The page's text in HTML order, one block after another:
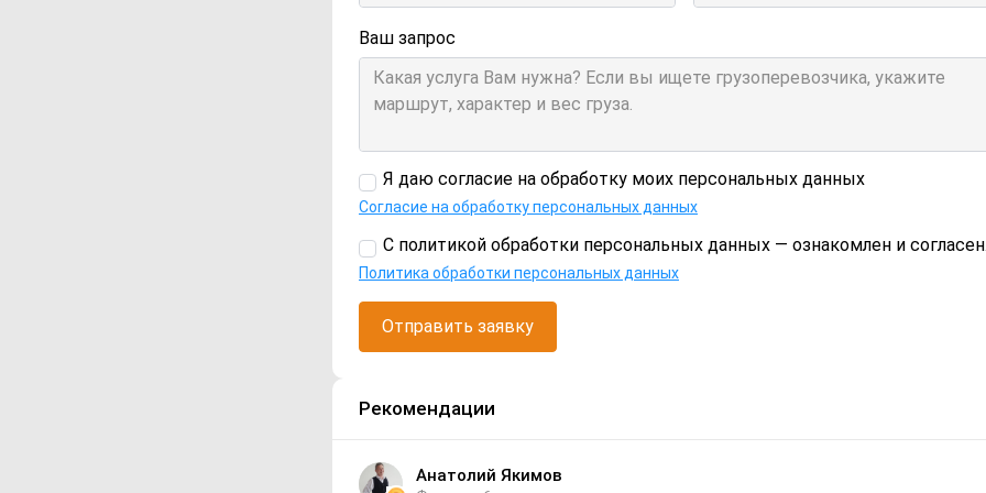
Ваш запрос
Я даю согласие на обработку моих персональных данных
Согласие на обработку персональных данных
С политикой обработки персональных данных — ознакомлен и
Политика обработки персональных данных
Отправить заявку
Рекомендации
Анатолий Якимов